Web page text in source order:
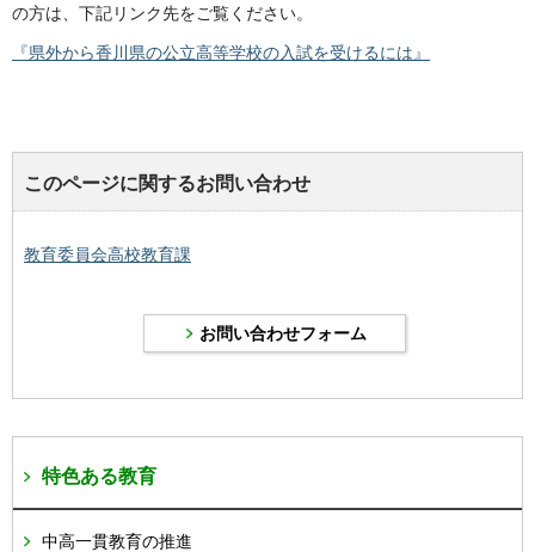
の方は、下記リンク先をご覧ください。
『県外から香川県の公立高等学校の入試を受けるには』
このページに関するお問い合わせ
教育委員会高校教育課
特色ある教育
中高一貫教育の推進